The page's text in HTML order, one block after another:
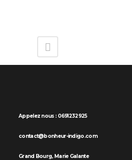
Appelez nous : 0691232925
contact@bonheur-indigo.com
Grand Bourg, Marie Galante